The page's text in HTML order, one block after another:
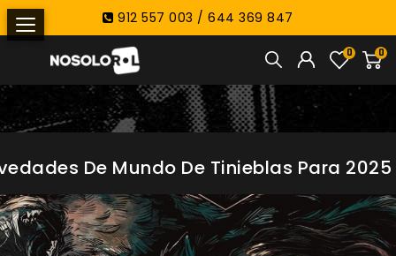
912 557 003 / 644 369 847
0
0
De Mundo De Tinieblas Para